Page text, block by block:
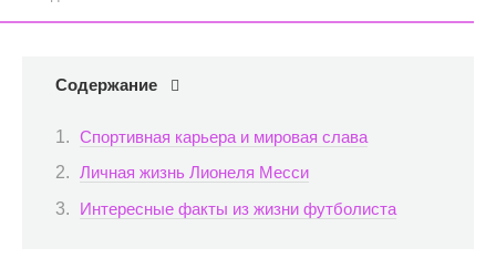
Содержание
Спортивная карьера и мировая слава
Личная жизнь Лионеля Месси
Интересные факты из жизни футболиста